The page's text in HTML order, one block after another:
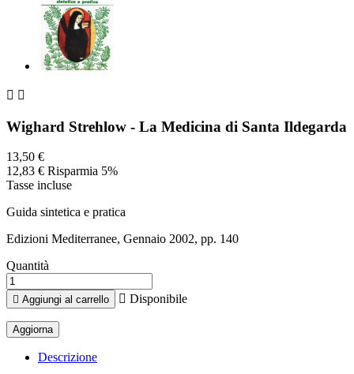
 
Wighard Strehlow - La Medicina di Santa Ildegarda
13,50 €
12,83 € Risparmia 5%
Tasse incluse
Guida sintetica e pratica
Edizioni Mediterranee, Gennaio 2002, pp. 140
Quantità
 Aggiungi al carrello  Disponibile
Descrizione